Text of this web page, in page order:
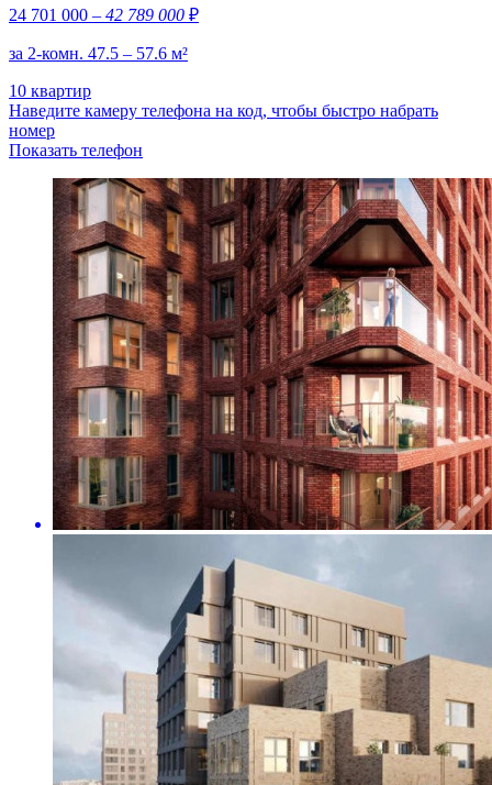
24 701 000 – 42 789 000 ₽
за 2-комн. 47.5 – 57.6 м²
10 квартир
Наведите камеру телефона на код, чтобы быстро набрать
номер
Показать телефон